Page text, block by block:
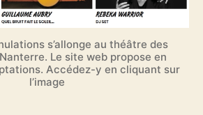
s’allonge au théâtre des
Le site web propose en
Accédez-y en cliquant sur
l’image